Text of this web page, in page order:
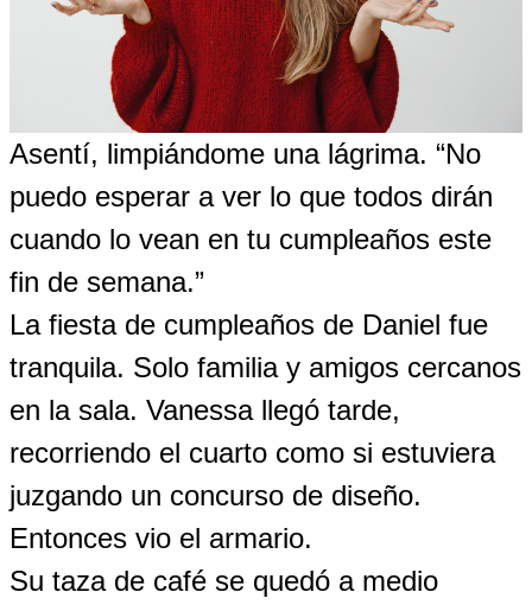
Asentí, limpiándome una lágrima. “No
puedo esperar a ver lo que todos dirán
cuando lo vean en tu cumpleaños este
fin de semana.”
La fiesta de cumpleaños de Daniel fue
tranquila. Solo familia y amigos cercanos
en la sala. Vanessa llegó tarde,
recorriendo el cuarto como si estuviera
juzgando un concurso de diseño.
Entonces vio el armario.
Su taza de café se quedó a medio